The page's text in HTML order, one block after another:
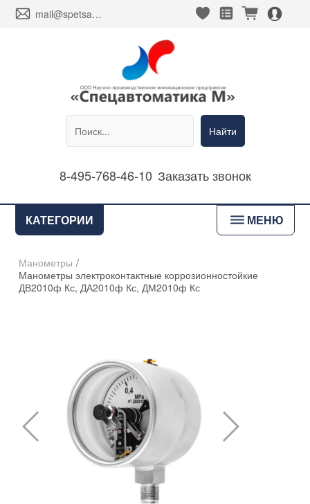
envelope mail@spetsavtomatika-m.ru heart_fill square_favorites_fill cart_fill person_alt_circle_fill
Найти
8-495-768-46-10 Заказать звонок
КАТЕГОРИИ bars МЕНЮ
Манометры /
Манометры электроконтактные коррозионностойкие
ДВ2010ф Кс, ДА2010ф Кс, ДМ2010ф Кс